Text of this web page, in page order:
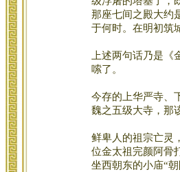
那座七间之殿大约
于何时。在明初筑
上述两句话乃是
嗦了。
今存的上华严寺、
魏之五级大寺，那
鲜卑人的祖宗亡灵
位金太祖完颜阿骨
坐西朝东的小庙“